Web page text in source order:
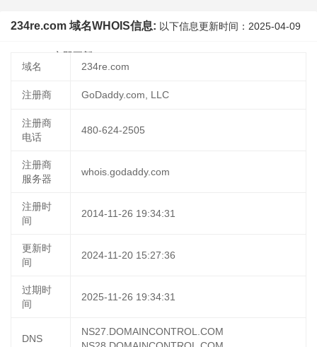
234re.com 域名WHOIS信息: 以下信息更新时间： 2025-04-09
立即更新
域名
234re.com
注册商 GoDaddy.com, LLC
注册商
电话
480-624-2505
注册商
服务器
whois.godaddy.com
注册时
间
2014-11-26 19:34:31
更新时
间
2024-11-20 15:27:36
过期时
间
2025-11-26 19:34:31
DNS
NS27.DOMAINCONTROL.COM